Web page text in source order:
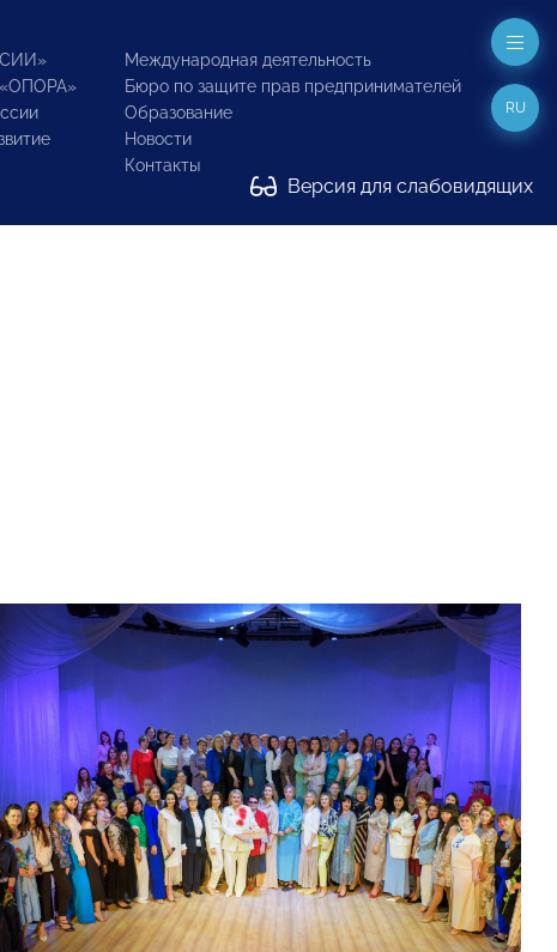
Международная деятельность
Бюро по защите прав предпринимателей
Образование
Новости
Контакты
Версия для слабовидящих
RU